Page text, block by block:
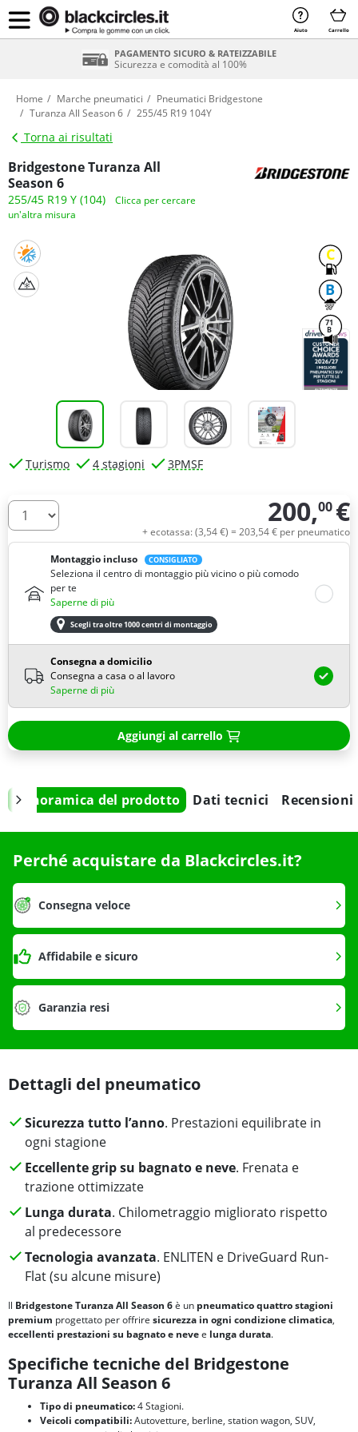
Aiuto Carrello
PAGAMENTO SICURO & RATEIZZABILE
Sicurezza e comodità al 100%
Home Marche pneumatici
Pneumatici Bridgestone
Turanza All Season 6
255/45 R19 104Y
Torna ai risultati
Bridgestone Turanza All
Season 6
255/45 R19 Y (104)
Clicca per cercare
un'altra misura
C
B
71
B
Turismo 4 stagioni 3PMSF
Quantità 200,00 €
+ ecotassa: (3,54€) = 203,54€ per pneumatico
Montaggio incluso
CONSIGLIATO
Seleziona il centro di montaggio più vicino o più comodo
per te
Saperne di più
Scegli tra oltre 1000 centri di montaggio
Consegna a domicilio
Consegna a casa o al lavoro
Saperne di più
Aggiungi al carrello
Panoramica del prodotto Dati tecnici Recensioni
Perché acquistare da Blackcircles.it?
Consegna veloce
Affidabile e sicuro
Garanzia resi
Dettagli del pneumatico
Sicurezza tutto l’anno. Prestazioni equilibrate in
ogni stagione
Eccellente grip su bagnato e neve. Frenata e
trazione ottimizzate
Lunga durata. Chilometraggio migliorato rispetto
al predecessore
Tecnologia avanzata. ENLITEN e DriveGuard Run-
Flat (su alcune misure)
Il Bridgestone Turanza All Season 6è un pneumatico quattro stagioni
premium progettato per offrire sicurezza in ogni condizione climatica,
eccellenti prestazioni su bagnato e nevee lunga durata.
Specifiche tecniche del Bridgestone
Turanza All Season 6
Tipo di pneumatico:4 Stagioni.
Veicoli compatibili:Autovetture, berline, station wagon, SUV,